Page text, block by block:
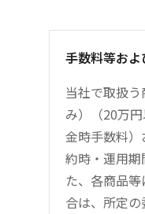
手数料等お
当社で取扱
み）（20万
金時手数料
約時・運用
た、各商品
合は、所定